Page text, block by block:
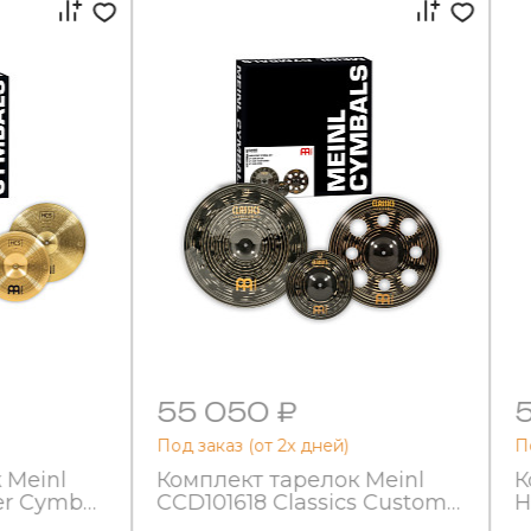
Cymbal
55 050 ₽
Под заказ (от 2х дней)
Комплект тарелок Meinl
CCD101618 Classics Custom